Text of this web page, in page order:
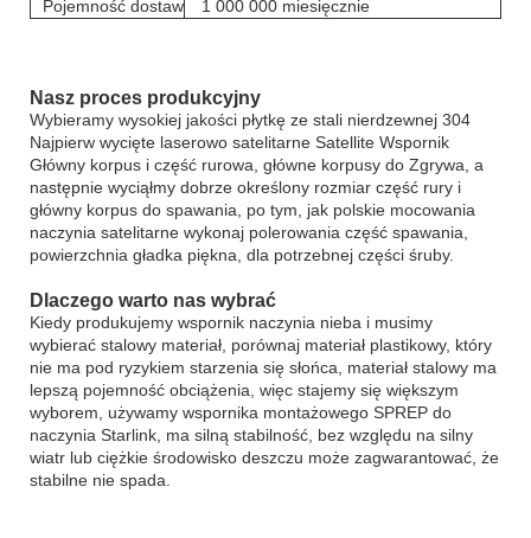
Pojemność dostaw
1 000 000 miesięcznie
Nasz proces produkcyjny
Wybieramy wysokiej jakości płytkę ze stali nierdzewnej 304
Najpierw wycięte laserowo satelitarne Satellite Wspornik
Główny korpus i część rurowa, główne korpusy do Zgrywa, a
następnie wyciąłmy dobrze określony rozmiar część rury i
główny korpus do spawania, po tym, jak polskie mocowania
naczynia satelitarne wykonaj polerowania część spawania,
powierzchnia gładka piękna, dla potrzebnej części śruby.
Dlaczego warto nas wybrać
Kiedy produkujemy wspornik naczynia nieba i musimy
wybierać stalowy materiał, porównaj materiał plastikowy, który
nie ma pod ryzykiem starzenia się słońca, materiał stalowy ma
lepszą pojemność obciążenia, więc stajemy się większym
wyborem, używamy wspornika montażowego SPREP do
naczynia Starlink, ma silną stabilność, bez względu na silny
wiatr lub ciężkie środowisko deszczu może zagwarantować, że
stabilne nie spada.